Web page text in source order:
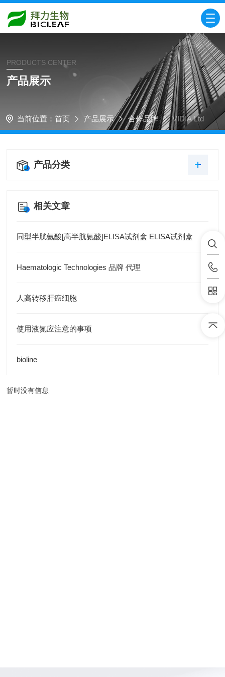
PRODUCTS CENTER
产品展示
当前位置： 首页 产品展示 合作品牌 VIDIA Ltd
产品分类
相关文章
同型半胱氨酸[高半胱氨酸]ELISA试剂盒 ELISA试剂盒
Haematologic Technologies 品牌 代理
人高转移肝癌细胞
使用液氮应注意的事项
bioline
暂时没有信息